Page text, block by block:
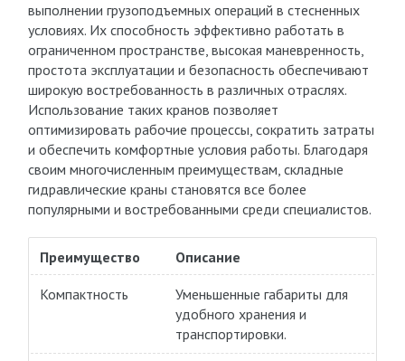
выполнении грузоподъемных операций в стесненных
условиях. Их способность эффективно работать в
ограниченном пространстве, высокая маневренность,
простота эксплуатации и безопасность обеспечивают
широкую востребованность в различных отраслях.
Использование таких кранов позволяет
оптимизировать рабочие процессы, сократить затраты
и обеспечить комфортные условия работы. Благодаря
своим многочисленным преимуществам, складные
гидравлические краны становятся все более
популярными и востребованными среди специалистов.
Преимущество Описание
Компактность
Уменьшенные габариты для
удобного хранения и
транспортировки.